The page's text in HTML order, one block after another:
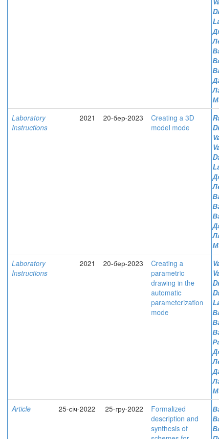
Laboratory
Instructions
2021 20-бер-2023
Creating a 3D
model mode
Laboratory
Instructions
2021 20-бер-2023
Creating a
parametric
drawing in the
automatic
parameterization
mode
Article
25-січ-2022 25-гру-2022
Formalized
description and
synthesis of